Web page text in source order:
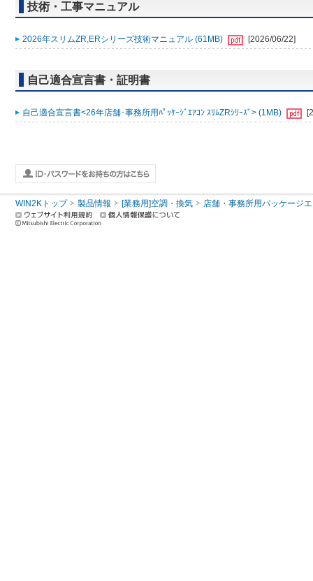
技術・工事マニュアル
2026年スリムZR,ERシリーズ技術マニュアル (61MB) [2026/06/22]
自己適合宣言書・証明書
自己適合宣言書<26年店舗･事務所用ﾊﾟｯｹｰｼﾞｴｱｺﾝ ｽﾘﾑZRｼﾘｰｽﾞ> (1MB)
WIN2Kトップ 製品情報 [業務用]空調・換気 店舗・事務所用パッケージ